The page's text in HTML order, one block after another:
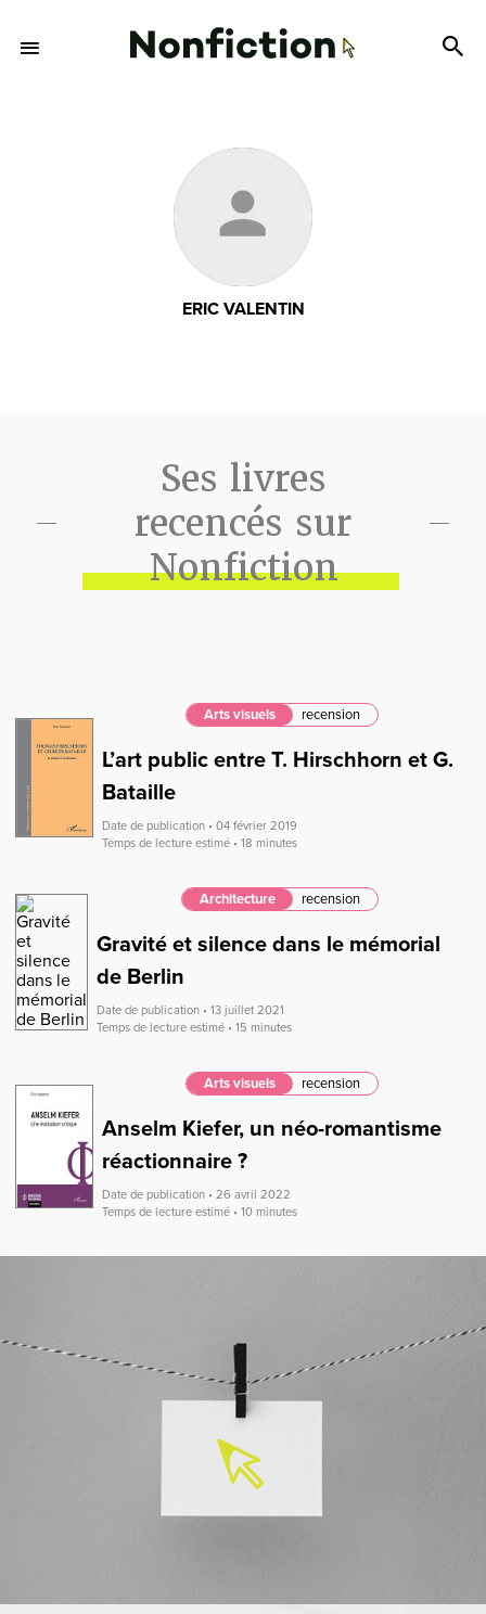
ERIC VALENTIN
Ses livres
recencés sur
Nonfiction
Arts visuels recension
L’art public entre T. Hirschhorn et G.
Bataille
Date de publication • 04 février 2019
Temps de lecture estimé • 18 minutes
Architecture recension
Gravité et silence dans le mémorial
de Berlin
Date de publication • 13 juillet 2021
Temps de lecture estimé • 15 minutes
Arts visuels recension
Anselm Kiefer, un néo-romantisme
réactionnaire ?
Date de publication • 26 avril 2022
Temps de lecture estimé • 10 minutes